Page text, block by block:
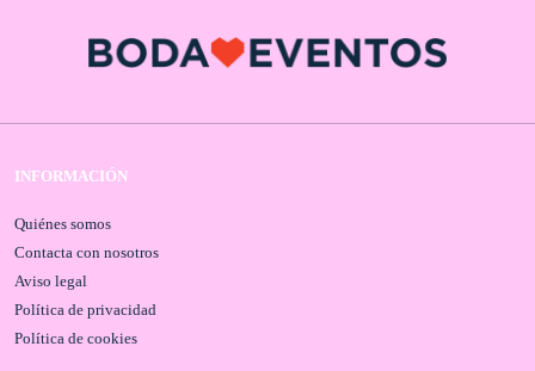
INFORMACIÓN
Quiénes somos
Contacta con nosotros
Aviso legal
Política de privacidad
Política de cookies